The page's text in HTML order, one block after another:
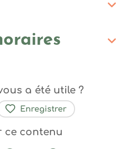
a été utile ?
Enregistrer
ce contenu